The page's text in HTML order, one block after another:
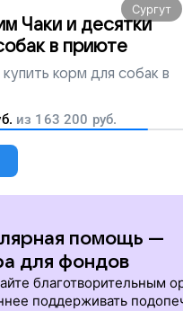
Сургут
Чаки и десятки
в приюте
купить корм для собак в
из 163 200 руб.
помощь —
для фондов
благотворительным
поддерживать